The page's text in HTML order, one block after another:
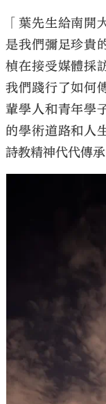
「葉先生給南
是我們彌足珍貴
楨在接受媒體採
我們踐行了如何
輩學人和青年學
的學術道路和人
詩教精神代代傳承